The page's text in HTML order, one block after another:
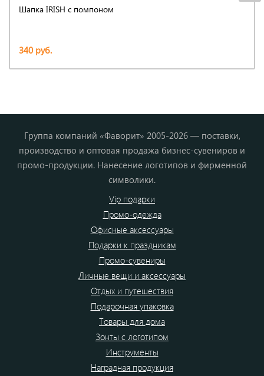
Шапка IRISH с помпоном
340 руб.
Группа компаний «Фаворит» 2005-2026 — поставки,
производство и оптовая продажа бизнес-сувениров и
промо-продукции. Нанесение логотипов и фирменной
символики.
Vip подарки
Промо-одежда
Офисные аксессуары
Подарки к праздникам
Промо-сувениры
Личные вещи и аксессуары
Отдых и путешествия
Подарочная упаковка
Товары для дома
Зонты с логотипом
Инструменты
Наградная продукция